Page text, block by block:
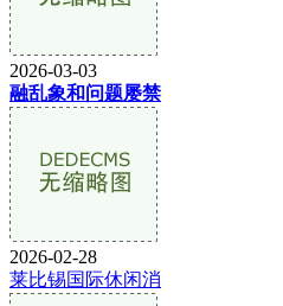
2026-03-03
融乱象和问题屡禁
2026-02-28
莱比锡国际休闲消